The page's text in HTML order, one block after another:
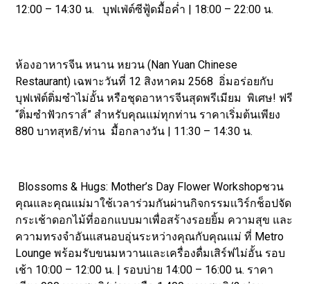
12:00 – 14:30 น. บุฟเฟ่ต์ซีฟู้ดมื้อค่ำ | 18:00 – 22:00 น.
ห้องอาหารจีน หนาน หยวน (Nan Yuan Chinese
Restaurant) เฉพาะวันที่ 12 สิงหาคม 2568 อิ่มอร่อยกับ
บุฟเฟ่ต์ติ่มซำไม่อั้น หรือชุดอาหารจีนสุดพรีเมียม พิเศษ! ฟรี
“ติ่มซำฟัวกราส์” สำหรับคุณแม่ทุกท่าน ราคาเริ่มต้นเพียง
880 บาทสุทธิ/ท่าน มื้อกลางวัน | 11:30 – 14:30 น.
Blossoms & Hugs: Mother’s Day Flower Workshopชวน
คุณและคุณแม่มาใช้เวลาร่วมกันผ่านกิจกรรมเเวิร์กช็อปจัด
กระเช้าดอกไม้ที่ออกแบบมาเพื่อสร้างรอยยิ้ม ความสุข และ
ความทรงจำอันแสนอบอุ่นระหว่างคุณกับคุณแม่ ที่ Metro
Lounge พร้อมรับขนมหวานและเครื่องดื่มเสิร์ฟไม่อั้น รอบ
เช้า 10:00 – 12:00 น. | รอบบ่าย 14:00 – 16:00 น. ราคา